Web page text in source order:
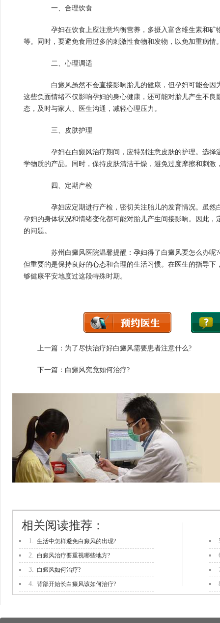
一、合理饮食
孕妇在饮食上应注意均衡营养，多摄入富含维生素和矿
等。同时，要避免食用过多的刺激性食物和发物，以免加重病情
二、心理调适
白癜风虽然不会直接影响胎儿的健康，但孕妇可能会因
这些负面情绪不仅影响孕妇的身心健康，还可能对胎儿产生不良
态，及时与家人、医生沟通，减轻心理压力。
三、皮肤护理
孕妇在白癜风治疗期间，应特别注意皮肤的护理。选择
学物质的产品。同时，保持皮肤清洁干燥，避免过度摩擦和刺激
四、定期产检
孕妇应定期进行产检，密切关注胎儿的发育情况。虽然
孕妇的身体状况和情绪变化都可能对胎儿产生间接影响。因此，
的问题。
苏州白癜风医院温馨提醒：孕妇得了白癜风要怎么办呢?
但重要的是保持良好的心态和合理的生活习惯。在医生的指导下
够健康平安地度过这段特殊时期。
上一篇： 为了尽快治疗好白癜风需要患者注意什么?
下一篇： 白癜风究竟如何治疗?
1. 生活中怎样避免白癜风的出现?
2. 白癜风治疗要重视哪些地方?
3. 白癜风如何治疗?
4. 背部开始长白癜风该如何治疗?
相关阅读推荐：